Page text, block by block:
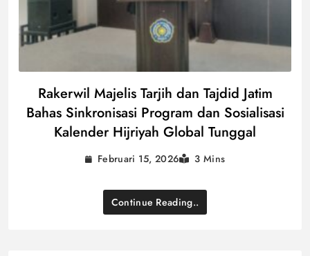
Rakerwil Majelis Tarjih dan Tajdid Jatim
Bahas Sinkronisasi Program dan Sosialisasi
Kalender Hijriyah Global Tunggal
Februari 15, 2026 3 Mins
Continue Reading..